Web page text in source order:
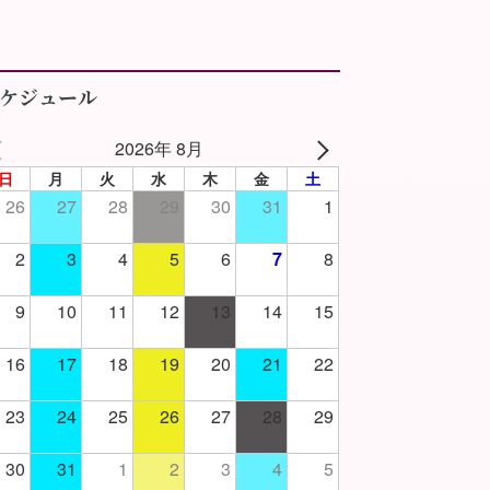
ジュール
2026年 8月
月 火 水 木 金 土
26 27 28 30 31 1
2 3 4 5 6 7 8
9 10 11 12 13 14 15
16 17 18 19 20 21 22
23 24 25 26 27 28 29
30 31 1 2 3 4 5